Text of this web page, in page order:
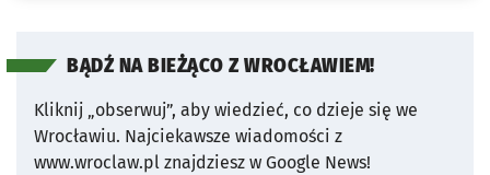
BĄDŹ NA BIEŻĄCO Z WROCŁAWIEM!
Kliknij „obserwuj”, aby wiedzieć, co dzieje się we
Wrocławiu. Najciekawsze wiadomości z
www.wroclaw.pl znajdziesz w Google News!